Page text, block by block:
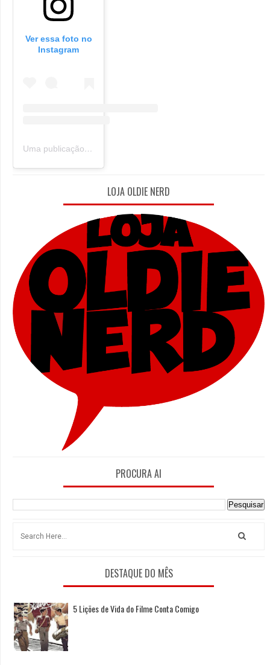
Ver essa foto no
Instagram
Uma publicação compartilhada por Oldie Nerd (@oldie_nerd)
LOJA OLDIE NERD
PROCURA AI
DESTAQUE DO MÊS
5 Lições de Vida do Filme Conta Comigo